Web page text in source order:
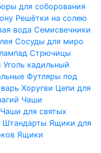
для соборования
Решётки на солею
вода Семисвечники
Сосуды для миро
Стрючицы
Уголь кадильный
Футляры под
Хоругви Цепи для
Чаши
Чаши для святых
Штандарты Ящики для
Ящики